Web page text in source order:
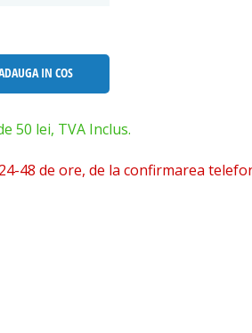
IN COS
50 lei, TVA Inclus.
48 de ore, de la confirmarea